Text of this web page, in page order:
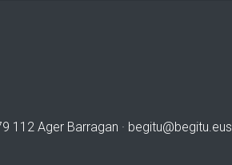
112 Ager Barragan · begitu@begitu.eus